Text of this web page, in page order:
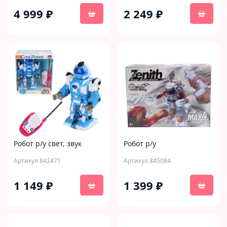
4 999 ₽ 2 249 ₽
Робот р/у свет, звук
Артикул 842471
1 149 ₽
Робот р/у
Артикул 845084
1 399 ₽